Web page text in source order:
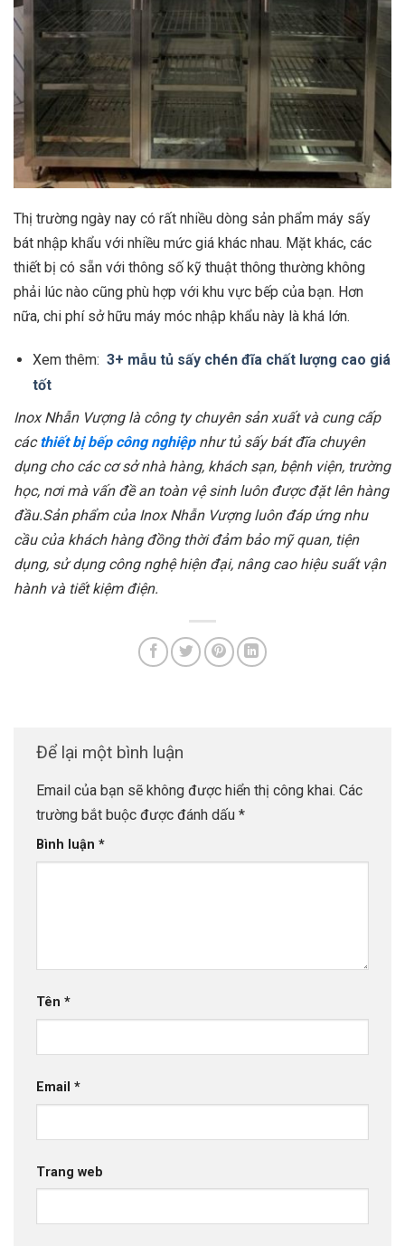
Thị trường ngày nay có rất nhiều dòng sản phẩm máy sấy
bát nhập khẩu với nhiều mức giá khác nhau. Mặt khác, các
thiết bị có sẵn với thông số kỹ thuật thông thường không
phải lúc nào cũng phù hợp với khu vực bếp của bạn. Hơn
nữa, chi phí sở hữu máy móc nhập khẩu này là khá lớn.
Xem thêm: 3+ mẫu tủ sấy chén đĩa chất lượng cao giá
tốt
Inox Nhẫn Vượng là công ty chuyên sản xuất và cung cấp
cácthiết bị bếp công nghiệpnhư tủ sấy bát đĩa chuyên
dụng cho các cơ sở nhà hàng, khách sạn, bệnh viện, trường
học, nơi mà vấn đề an toàn vệ sinh luôn được đặt lên hàng
đầu.Sản phẩm của Inox Nhẫn Vượng luôn đáp ứng nhu
cầu của khách hàng đồng thời đảm bảo mỹ quan, tiện
dụng, sử dụng công nghệ hiện đại, nâng cao hiệu suất vận
hành và tiết kiệm điện.
Để lại một bình luận
Email của bạn sẽ không được hiển thị công khai. Các
trường bắt buộc được đánh dấu *
Bình luận *
Tên *
Email *
Trang web